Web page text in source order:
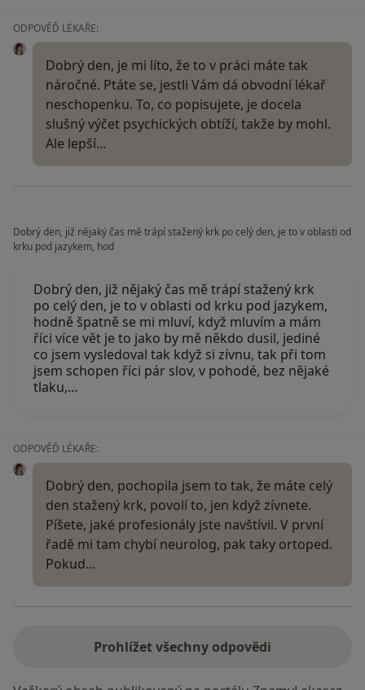
ODPOVĚĎ LÉKAŘE:
Dobrý den, je mi líto, že to v práci máte tak
náročné. Ptáte se, jestli Vám dá obvodní lékař
neschopenku. To, co popisujete, je docela
slušný výčet psychických obtíží, takže by mohl.
Ale lepší…
Dobrý den, již nějaký čas mě trápí stažený krk po celý den, je to v oblasti od
krku pod jazykem, hod
Dobrý den, již nějaký čas mě trápí stažený krk
po celý den, je to v oblasti od krku pod jazykem,
hodně špatně se mi mluví, když mluvím a mám
říci více vět je to jako by mě někdo dusil, jediné
co jsem vysledoval tak když si zívnu, tak při tom
jsem schopen říci pár slov, v pohodé, bez nějaké
tlaku,…
ODPOVĚĎ LÉKAŘE:
Dobrý den, pochopila jsem to tak, že máte celý
den stažený krk, povolí to, jen když zívnete.
Píšete, jaké profesionály jste navštívil. V první
řadě mi tam chybí neurolog, pak taky ortoped.
Pokud…
Prohlížet všechny odpovědi